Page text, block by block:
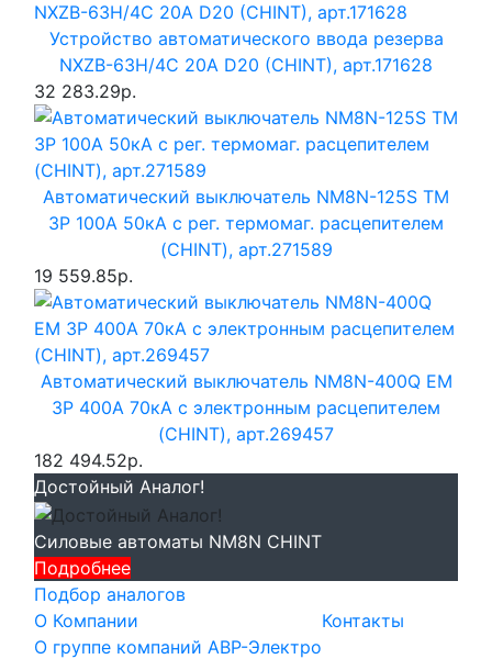
Устройство автоматического ввода резерва
NXZB-63H/4C 20A D20 (CHINT), арт.171628
32 283.29р.
Автоматический выключатель NM8N-125S TM
3P 100А 50кА с рег. термомаг. расцепителем
(CHINT), арт.271589
19 559.85р.
Автоматический выключатель NM8N-400Q EM
3P 400А 70кА с электронным расцепителем
(CHINT), арт.269457
182 494.52р.
Достойный Аналог!
Силовые автоматы NM8N CHINT
Подробнее
Подбор аналогов
О Компании
О группе компаний АВР-Электро
Контакты